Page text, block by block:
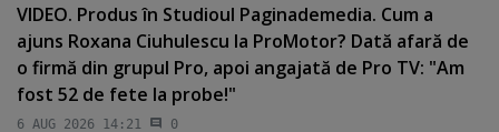
VIDEO. Produs în Studioul Paginademedia. Cum a
ajuns Roxana Ciuhulescu la ProMotor? Dată afară de
o firmă din grupul Pro, apoi angajată de Pro TV: "Am
fost 52 de fete la probe!"
6 AUG 2026 14:21 0